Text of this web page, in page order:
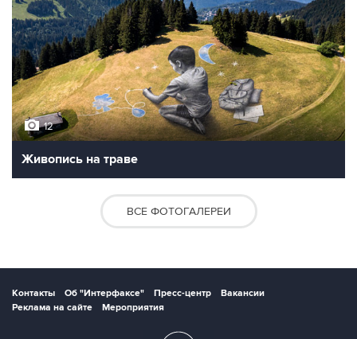
12
Живопись на траве
ВСЕ ФОТОГАЛЕРЕИ
Контакты Об "Интерфаксе" Пресс-центр
Вакансии
Реклама на сайте
Мероприятия